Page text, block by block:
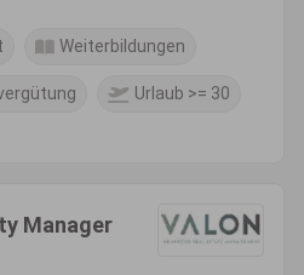
Weiterbildungen
Urlaub >= 30
Manager